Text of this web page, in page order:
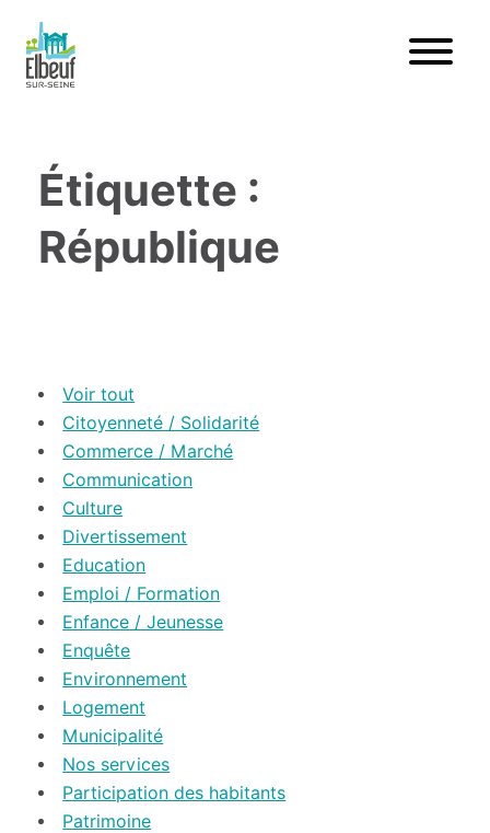
Étiquette :
République
Voir tout
Citoyenneté / Solidarité
Commerce / Marché
Communication
Culture
Divertissement
Education
Emploi / Formation
Enfance / Jeunesse
Enquête
Environnement
Logement
Municipalité
Nos services
Participation des habitants
Patrimoine